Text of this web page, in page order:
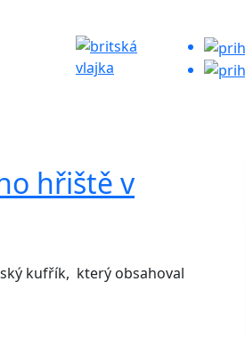
hřiště v
kufřík, který obsahoval